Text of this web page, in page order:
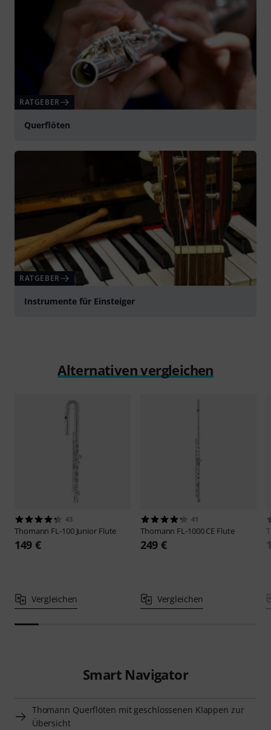
RATGEBER
Querflöten
RATGEBER
Instrumente für Einsteiger
Alternativen vergleichen
43
Thomann FL-100 Junior Flute
149 €
Vergleichen
41
Thomann FL-1000 CE Flute
249 €
Vergleichen
Smart Navigator
Thomann Querflöten mit geschlossenen Klappen zur
Übersicht